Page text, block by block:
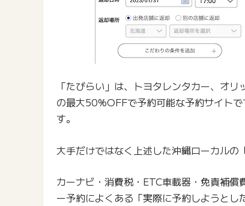
「たびらい」は、トヨタレンタカー、オ
の最大50%OFFで予約可能な予約サイト
す。
大手だけではなく上述した沖縄ローカルの
カーナビ・消費税・ETC車載器・免責補
ー予約によくある「実際に予約しようと